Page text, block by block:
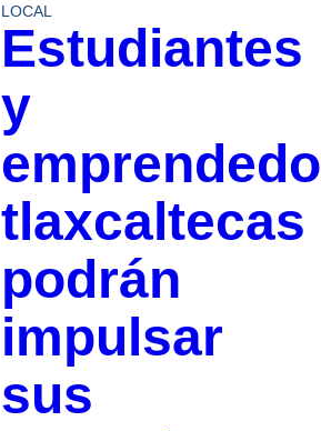
LOCAL
Estudiantes
y
tlaxcaltecas
podrán
impulsar
sus